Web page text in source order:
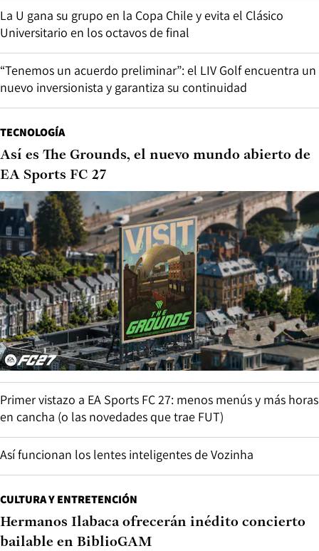
La U gana su grupo en la Copa Chile y evita el Clásico
Universitario en los octavos de final
“Tenemos un acuerdo preliminar”: el LIV Golf encuentra un
nuevo inversionista y garantiza su continuidad
TECNOLOGÍA
Así es The Grounds, el nuevo mundo abierto de
EA Sports FC 27
Primer vistazo a EA Sports FC 27: menos menús y más horas
en cancha (o las novedades que trae FUT)
Así funcionan los lentes inteligentes de Vozinha
CULTURA Y ENTRETENCIÓN
Hermanos Ilabaca ofrecerán inédito concierto
bailable en BiblioGAM